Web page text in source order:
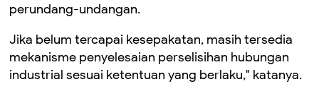
perundang-undangan.
Jika belum tercapai kesepakatan, masih tersedia
mekanisme penyelesaian perselisihan hubungan
industrial sesuai ketentuan yang berlaku," katanya.